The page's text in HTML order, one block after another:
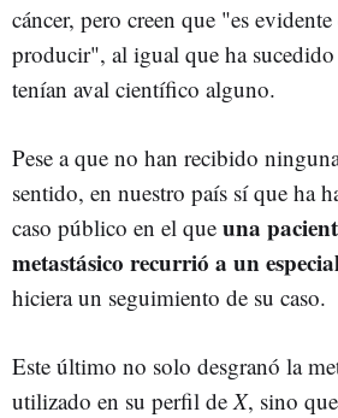
cáncer, pero creen que "es
producir", al igual que ha
tenían aval científico alguno.
Pese a que no han recibido
sentido, en nuestro país sí que ha
caso público en el que una
metastásico recurrió a un
hiciera un seguimiento de su caso.
Este último no solo desgranó la
utilizado en su perfil de X, sino